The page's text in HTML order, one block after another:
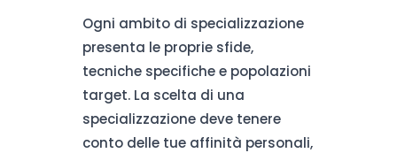
Ogni ambito di specializzazione
presenta le proprie sfide,
tecniche specifiche e popolazioni
target. La scelta di una
specializzazione deve tenere
conto delle tue affinità personali,